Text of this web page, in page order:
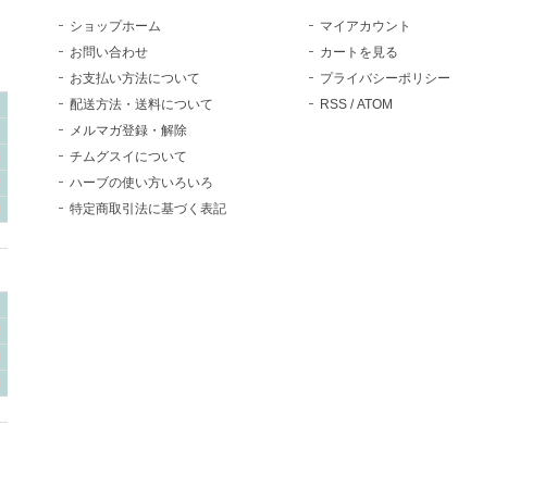
ショップホーム
お問い合わせ
お支払い方法について
配送方法・送料について
メルマガ登録・解除
チムグスイについて
ハーブの使い方いろいろ
特定商取引法に基づく表記
マイアカウント
カートを見る
プライバシーポリシー
RSS /ATOM